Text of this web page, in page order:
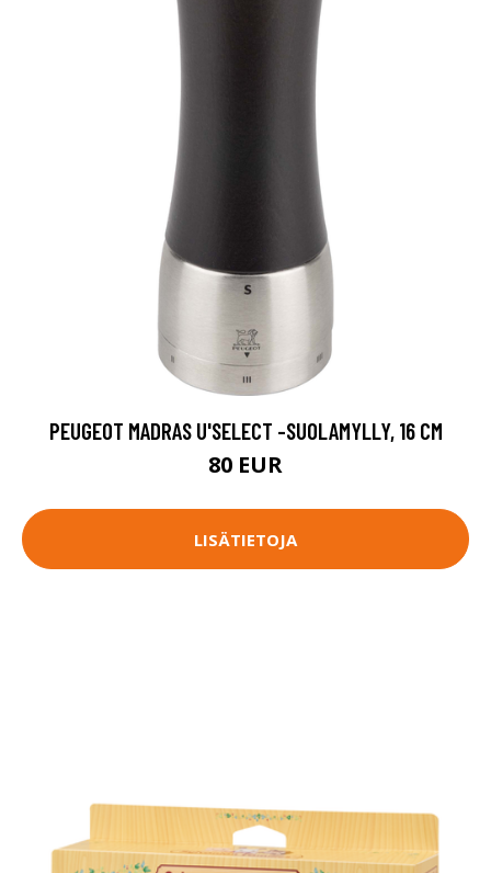
PEUGEOT MADRAS U'SELECT -SUOLAMYLLY, 16 CM
80 EUR
LISÄTIETOJA